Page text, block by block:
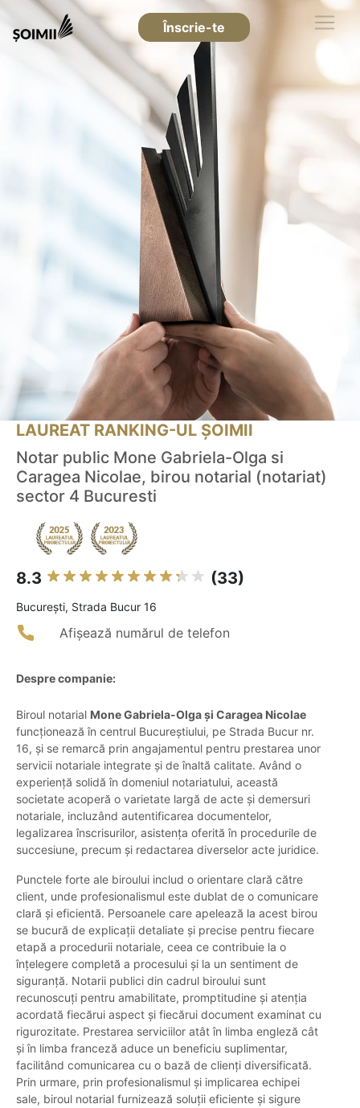
Înscrie-te
LAUREAT RANKING-UL ȘOIMII
Notar public Mone Gabriela-Olga si
Caragea Nicolae, birou notarial (notariat)
sector 4 Bucuresti
8.3 (33)
Bucureşti, Strada Bucur 16
Afișează numărul de telefon
Despre companie:
Biroul notarial Mone Gabriela-Olga și Caragea Nicolae
funcționează în centrul Bucureștiului, pe Strada Bucur nr.
16, și se remarcă prin angajamentul pentru prestarea unor
servicii notariale integrate și de înaltă calitate. Având o
experiență solidă în domeniul notariatului, această
societate acoperă o varietate largă de acte și demersuri
notariale, incluzând autentificarea documentelor,
legalizarea înscrisurilor, asistența oferită în procedurile de
succesiune, precum și redactarea diverselor acte juridice.
Punctele forte ale biroului includ o orientare clară către
client, unde profesionalismul este dublat de o comunicare
clară și eficientă. Persoanele care apelează la acest birou
se bucură de explicații detaliate și precise pentru fiecare
etapă a procedurii notariale, ceea ce contribuie la o
înțelegere completă a procesului și la un sentiment de
siguranță. Notarii publici din cadrul biroului sunt
recunoscuți pentru amabilitate, promptitudine și atenția
acordată fiecărui aspect și fiecărui document examinat cu
rigurozitate. Prestarea serviciilor atât în limba engleză cât
și în limba franceză aduce un beneficiu suplimentar,
facilitând comunicarea cu o bază de clienți diversificată.
Prin urmare, prin profesionalismul și implicarea echipei
sale, biroul notarial furnizează soluții eficiente și sigure